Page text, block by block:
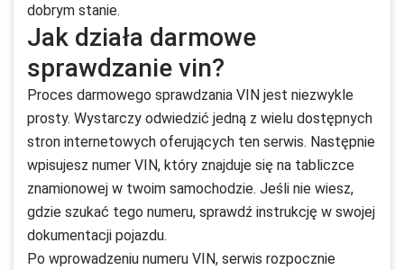
dobrym stanie.
Jak działa darmowe
sprawdzanie vin?
Proces darmowego sprawdzania VIN jest niezwykle
prosty. Wystarczy odwiedzić jedną z wielu dostępnych
stron internetowych oferujących ten serwis. Następnie
wpisujesz numer VIN, który znajduje się na tabliczce
znamionowej w twoim samochodzie. Jeśli nie wiesz,
gdzie szukać tego numeru, sprawdź instrukcję w swojej
dokumentacji pojazdu.
Po wprowadzeniu numeru VIN, serwis rozpocznie